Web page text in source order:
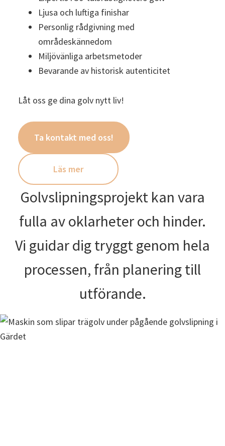
Ljusa och luftiga finishar
Personlig rådgivning med
områdeskännedom
Miljövänliga arbetsmetoder
Bevarande av historisk autenticitet
Låt oss ge dina golv nytt liv!
Ta kontakt med oss!
Läs mer
Golvslipningsprojekt kan vara
fulla av oklarheter och hinder.
Vi guidar dig tryggt genom hela
processen, från planering till
utförande.